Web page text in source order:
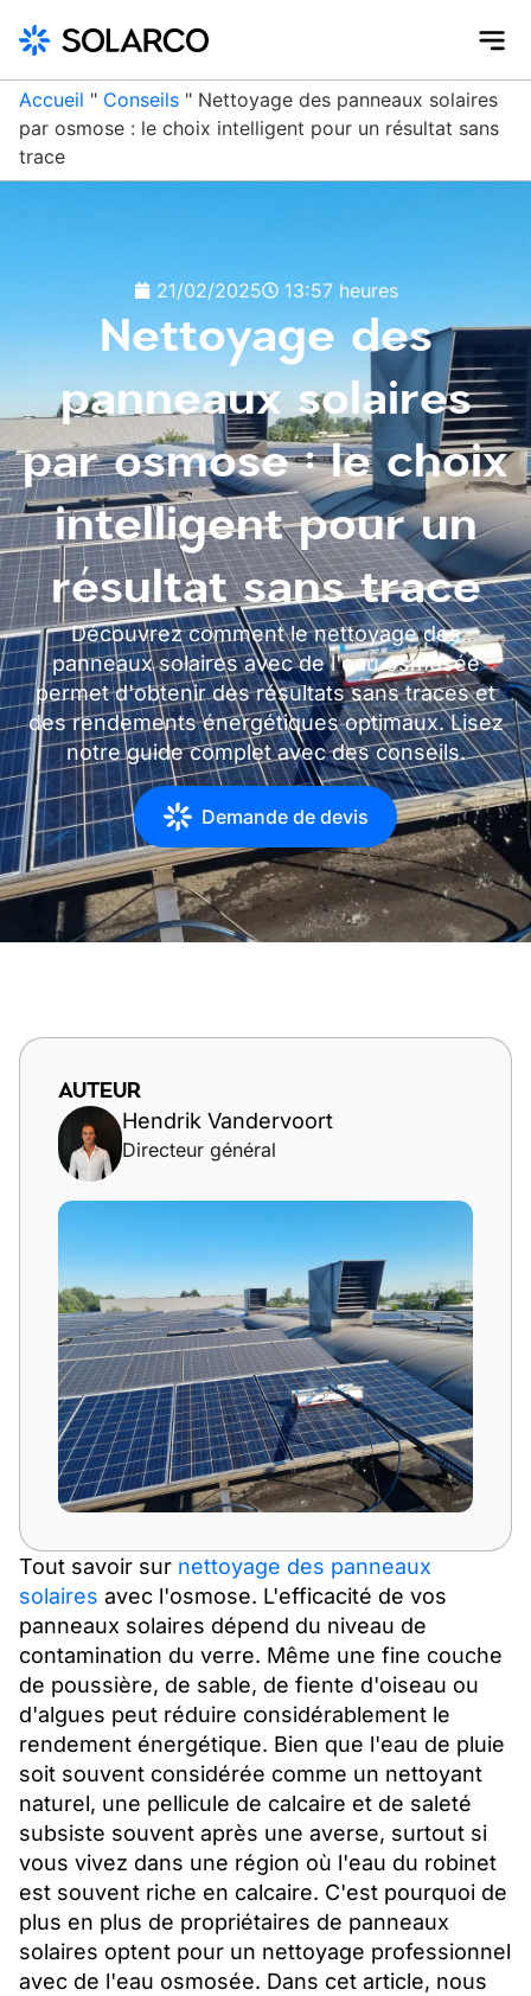
Accueil " Conseils " Nettoyage des panneaux solaires
par osmose : le choix intelligent pour un résultat sans
trace
21/02/2025 13:57 heures
Nettoyage des
panneaux solaires
par osmose : le choix
intelligent pour un
résultat sans trace
Découvrez comment le nettoyage des
panneaux solaires avec de l'eau osmosée
permet d'obtenir des résultats sans traces et
des rendements énergétiques optimaux. Lisez
notre guide complet avec des conseils.
Demande de devis
Tout savoir sur nettoyage des panneaux
solaires avec l'osmose. L'efficacité de vos
panneaux solaires dépend du niveau de
contamination du verre. Même une fine couche
de poussière, de sable, de fiente d'oiseau ou
d'algues peut réduire considérablement le
rendement énergétique. Bien que l'eau de pluie
soit souvent considérée comme un nettoyant
naturel, une pellicule de calcaire et de saleté
subsiste souvent après une averse, surtout si
vous vivez dans une région où l'eau du robinet
est souvent riche en calcaire. C'est pourquoi de
plus en plus de propriétaires de panneaux
solaires optent pour un nettoyage professionnel
avec de l'eau osmosée. Dans cet article, nous
AUTEUR
Hendrik Vandervoort
Directeur général